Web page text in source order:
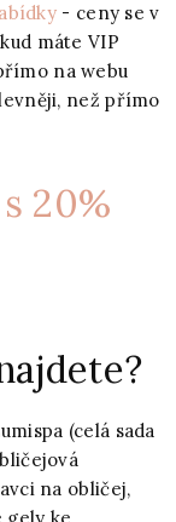
- ceny se v
máte VIP
na webu
než přímo
20%
(celá sada
na obličej,